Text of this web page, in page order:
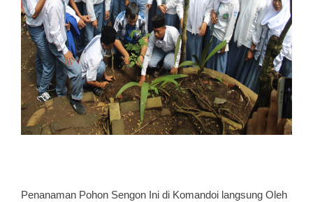
Penanaman Pohon Sengon Ini di Komandoi langsung Oleh